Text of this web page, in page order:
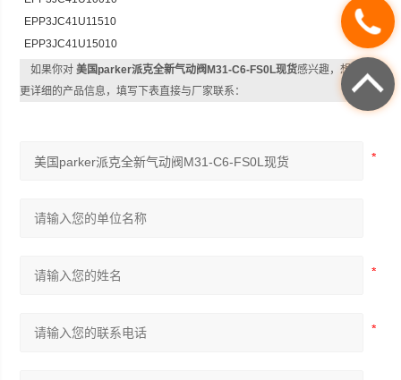
EPP3JC41U11510
EPP3JC41U15010
如果你对美国parker派克全新气动阀M31-C6-FS0L现货感兴趣，想了解
更详细的产品信息，填写下表直接与厂家联系：